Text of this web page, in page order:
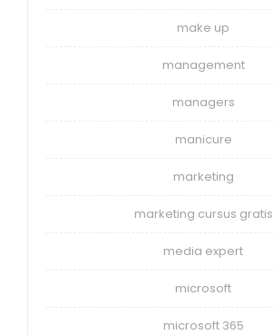
make up
management
managers
manicure
marketing
marketing cursus gratis
media expert
microsoft
microsoft 365